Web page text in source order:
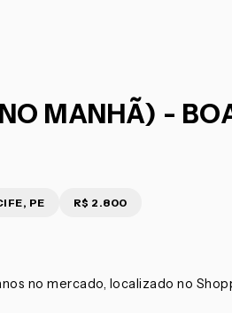
MANHÃ) -
PE R$ 2.800
no mercado, localizado no